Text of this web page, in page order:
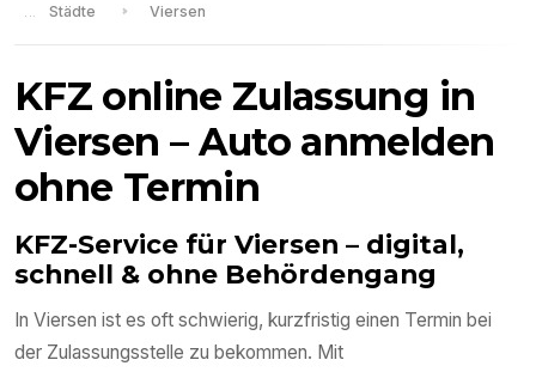
Städte Viersen
KFZ online Zulassung in
Viersen – Auto anmelden
ohne Termin
KFZ-Service für Viersen – digital,
schnell & ohne Behördengang
In Viersen ist es oft schwierig, kurzfristig einen Termin bei
der Zulassungsstelle zu bekommen. Mit